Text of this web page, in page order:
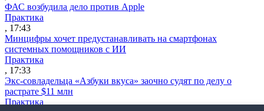
ФАС возбудила дело против Apple
Практика
, 17:43
Минцифры хочет предустанавливать на смартфонах
системных помощников с ИИ
Практика
, 17:33
Экс-совладельца «Азбуки вкуса» заочно судят по делу о
растрате $11 млн
Практика